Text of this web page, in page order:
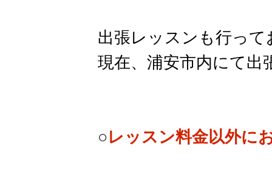
出張レッスンも行って
現在、浦安市内にて
○ レッスン料金以外に